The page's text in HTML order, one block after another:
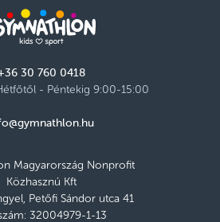
30 760 0418
- Péntekig 9:00-15:00
Magyarország Nonprofit
Közhasznú Kft
Petőfi Sándor utca 41
32004979-1-13